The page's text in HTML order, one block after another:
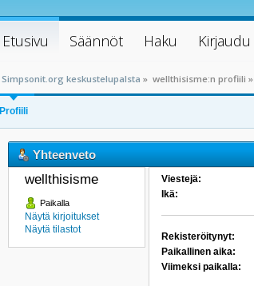
Etusivu Säännöt Haku Kirjaudu
Simpsonit.org keskustelupalsta » wellthisisme:n profiili »
Profiili
Yhteenveto
wellthisisme
Paikalla
Näytä kirjoitukset
Näytä tilastot
Viestejä:
Ikä:
Rekisteröitynyt:
Paikallinen aika:
Viimeksi paikalla: